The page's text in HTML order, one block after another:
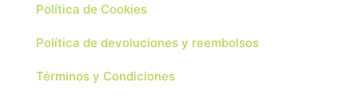
Política de Cookies
Política de devoluciones y reembolsos
Términos y Condiciones